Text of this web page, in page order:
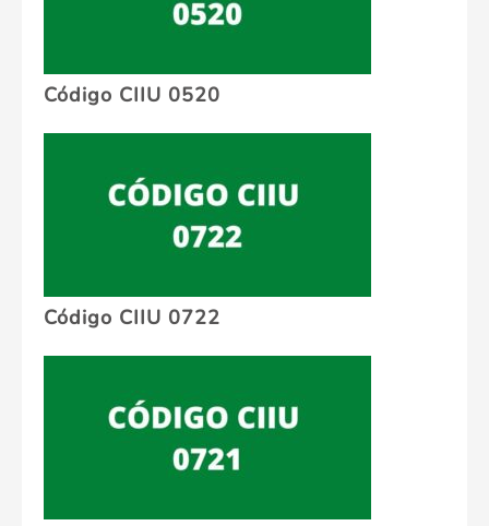
Código CIIU 0520
Código CIIU 0722